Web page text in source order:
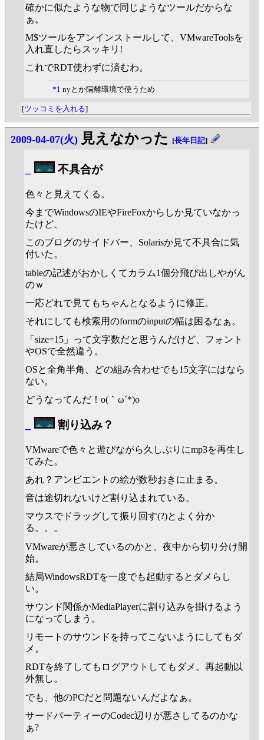
確かに似たような物で同じようなツールだからな
ぁ。
M$ツールをアンインストールして、VMwareToolsを
入れ直したらスッキリ!
これでRDT使わずに済むわ。
*1 nyとか隔離環境で使うため
[ツッコミを入れる]
2009-04-07(火) 見えなかった [長年日記]
不具合が
色々と見えてくる。
今までWindowsのIEやFireFoxからしか見ていなかっ
たけど、
このブログのサイドバー、Solarisか見て不具合に気
付いた。
tableの記述がおかしくてカラム1個分飛び出しやがん
のｗ
一応どれで見てもちゃんとなるように修正。
それにしても検索用のformのinputの幅は困るなぁ。
「size=15」って文字数だと思うんだけど、フォント
やOSで全然違う。
OSと全角半角、どの組み合わせでも15文字にはなら
ない。
どうなってんだ！o(｀ω´*)o
割り込み？
VMwareで色々と遊びながら久しぶりにmp3を再生し
てみた。
あれ？アンビエントの絵が数秒おきに止まる。
音は途切れないけど割り込まれている。
マウスでドラッグして振り回す(?)とよく分か
る。。。
VMwareが悪さしているのかと、夜中から切り分け開
始。
結局WindowsRDTを一度でも起動するとダメらし
い。
サウンド関係かMediaPlayerに割り込みを掛けるよう
になってしまう。
リモートのサウンドを持ってこないようにしてもダ
メ。
RDTを終了してもログアウトしてもダメ。再起動以
外無し。
でも、他のPCだと問題ないんだよなぁ。
サードパーティーのCodec辺りが悪さしてるのかな
ぁ?